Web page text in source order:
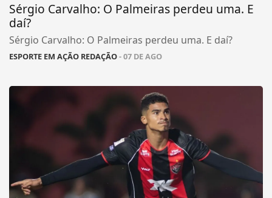
Sérgio Carvalho: O Palmeiras perdeu uma. E
daí?
Sérgio Carvalho: O Palmeiras perdeu uma. E daí?
ESPORTE EM AÇÃO REDAÇÃO- 07 DE AGO